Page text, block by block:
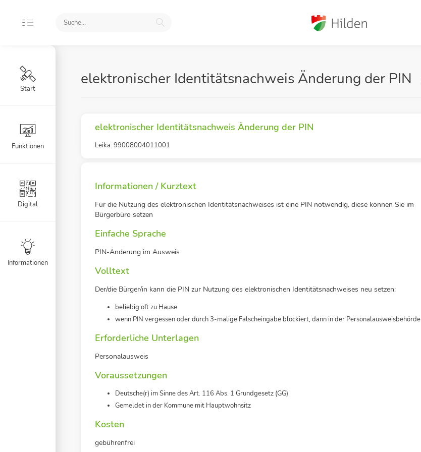
Start
Funktionen
Digital
Informationen
elektronischer Identitätsnachweis Änderung der PIN
elektronischer Identitätsnachweis Änderung der PIN
Leika: 99008004011001
Informationen / Kurztext
Für die Nutzung des elektronischen Identitätsnachweises ist eine PIN notwendig, diese können Sie im
Bürgerbüro setzen
Einfache Sprache
PIN-Änderung im Ausweis
Volltext
Der/die Bürger/in kann die PIN zur Nutzung des elektronischen Identitätsnachweises neu setzen:
beliebig oft zu Hause
wenn PIN vergessen oder durch 3-malige Falscheingabe blockiert, dann in der Personalausweisbehörde
Erforderliche Unterlagen
Personalausweis
Voraussetzungen
Deutsche(r) im Sinne des Art. 116 Abs. 1 Grundgesetz (GG)
Gemeldet in der Kommune mit Hauptwohnsitz
Kosten
gebührenfrei